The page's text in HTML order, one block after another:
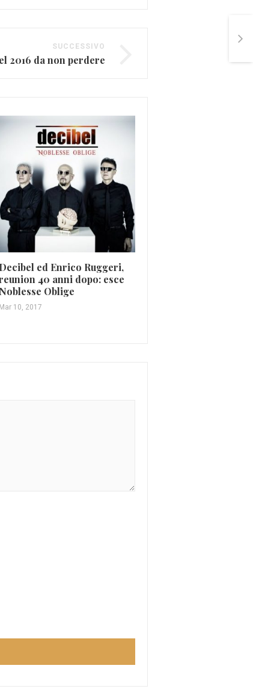
SUCCESSIVO
2016 da non perdere
Decibel ed Enrico Ruggeri,
40 anni dopo: esce
Noblesse Oblige
Mar 10, 2017